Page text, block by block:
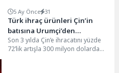
5 Ay Önce 31
Türk ihraç ürünleri Çin’in
batısına Urumçi’den
doğusuna Şanghay’dan
girecek
Son 3 yılda Çin’e ihracatını yüzde
72’lik artışla 300 milyon dolardan